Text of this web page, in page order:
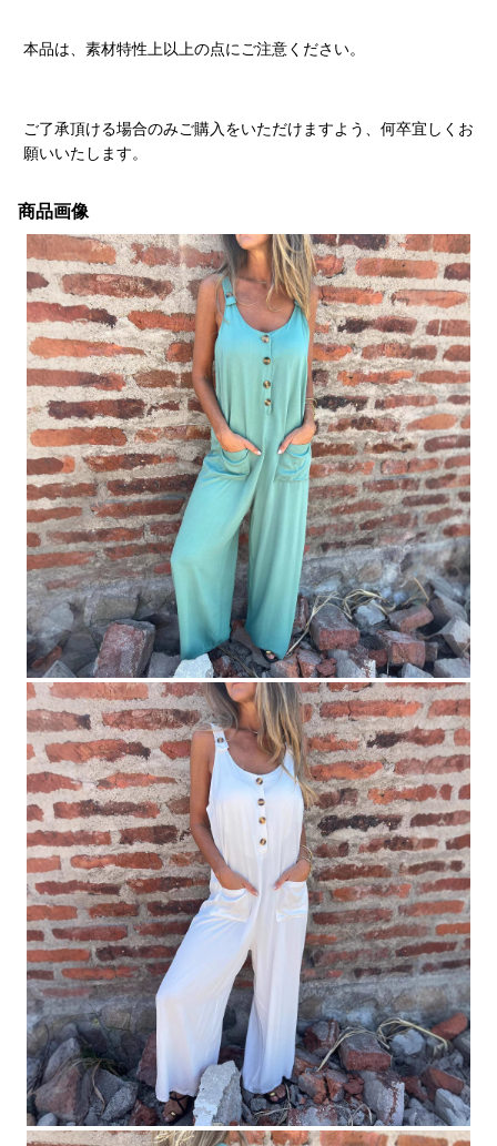
本品は、素材特性上以上の点にご注意ください。
ご了承頂ける場合のみご購入をいただけますよう、何卒宜しくお
願いいたします。
商品画像